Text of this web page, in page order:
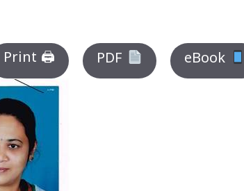
Print 🖨 PDF eBook